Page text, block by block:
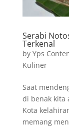
Serabi
Terkenal
by Yps
Kuliner
Saat
di benak kita
Kota
memang